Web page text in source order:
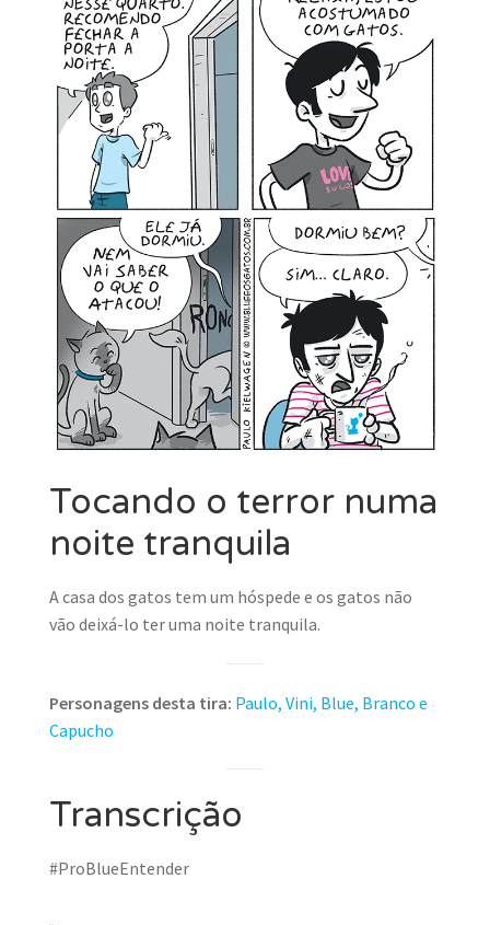
MINHA CONTA
CARRINHO
Search
Search Button
Tocando o terror numa
noite tranquila
A casa dos gatos tem um hóspede e os gatos não
vão deixá-lo ter uma noite tranquila.
Personagens desta tira: Paulo, Vini, Blue, Branco e
Capucho
Transcrição
#ProBlueEntender